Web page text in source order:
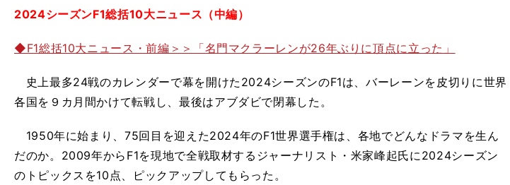
2024シーズンF1総括10大ニュース（中編）
◆F1総括10大ニュース・前編＞＞「名門マクラーレンが26年ぶりに頂点に立った」
史上最多24戦のカレンダーで幕を開けた2024シーズンのF1は、バーレーンを皮切りに世界
各国を９カ月間かけて転戦し、最後はアブダビで閉幕した。
1950年に始まり、75回目を迎えた2024年のF1世界選手権は、各地でどんなドラマを生ん
だのか。2009年からF1を現地で全戦取材するジャーナリスト・米家峰起氏に2024シーズン
のトピックスを10点、ピックアップしてもらった。